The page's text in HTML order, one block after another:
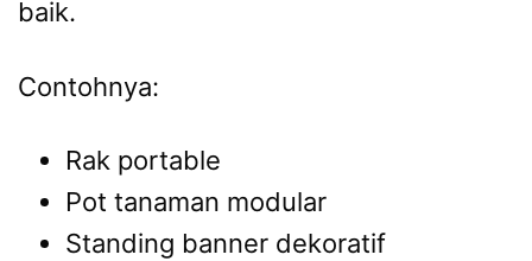
baik.
Contohnya:
Rak portable
Pot tanaman modular
Standing banner dekoratif